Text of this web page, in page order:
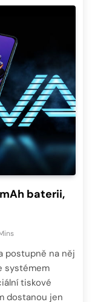
baterii,
postupně na něj
systémem
tiskové
dostanou jen